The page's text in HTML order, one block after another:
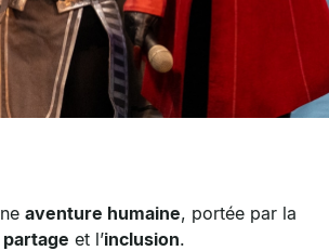
aventure humaine, portée par la
partage et l’inclusion.